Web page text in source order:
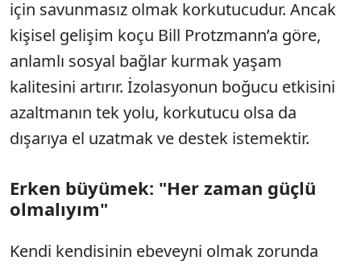
için savunmasız olmak korkutucudur. Ancak
kişisel gelişim koçu Bill Protzmann’a göre,
anlamlı sosyal bağlar kurmak yaşam
kalitesini artırır. İzolasyonun boğucu etkisini
azaltmanın tek yolu, korkutucu olsa da
dışarıya el uzatmak ve destek istemektir.
Erken büyümek: "Her zaman güçlü
olmalıyım"
Kendi kendisinin ebeveyni olmak zorunda